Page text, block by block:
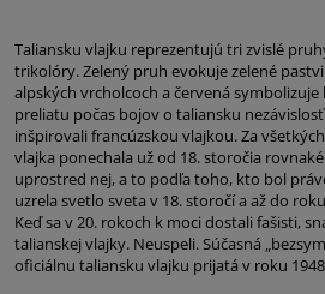
Taliansku vlajku reprezentujú tri zvislé
trikolóry. Zelený pruh evokuje zelené
alpských vrcholcoch a červená
preliatu počas bojov o taliansku
inšpirovali francúzskou vlajkou. Za
vlajka ponechala už od 18. storočia
uprostred nej, a to podľa toho, kto bol
uzrela svetlo sveta v 18. storočí a až do
Keď sa v 20. rokoch k moci dostali fašisti,
talianskej vlajky. Neuspeli. Súčasná
oficiálnu taliansku vlajku prijatá v roku